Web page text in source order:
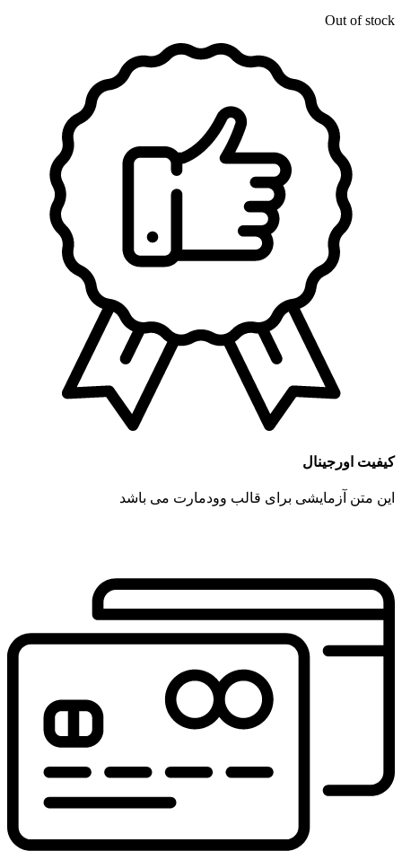
Out of stock
کیفیت اورجینال
این متن آزمایشی برای قالب وودمارت می باشد